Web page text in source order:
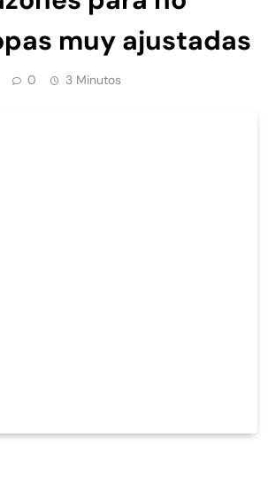
muy ajustadas
0 3 Minutos